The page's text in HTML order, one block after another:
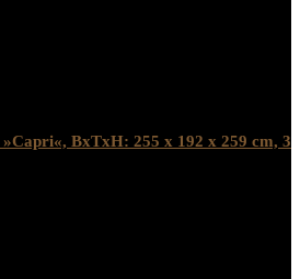
BxTxH: 255 x 192 x 259 cm, 3